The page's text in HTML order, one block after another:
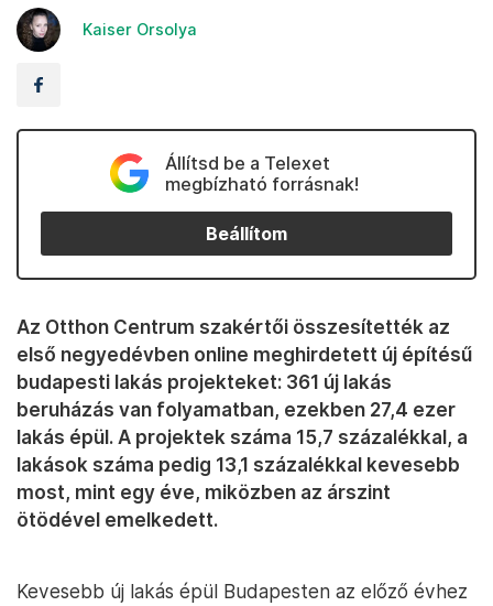
Kaiser Orsolya
Állítsd be a Telexet
megbízható forrásnak!
Beállítom
Az Otthon Centrum szakértői összesítették az
első negyedévben online meghirdetett új építésű
budapesti lakás projekteket: 361 új lakás
beruházás van folyamatban, ezekben 27,4 ezer
lakás épül. A projektek száma 15,7 százalékkal, a
lakások száma pedig 13,1 százalékkal kevesebb
most, mint egy éve, miközben az árszint
ötödével emelkedett.
Kevesebb új lakás épül Budapesten az előző évhez